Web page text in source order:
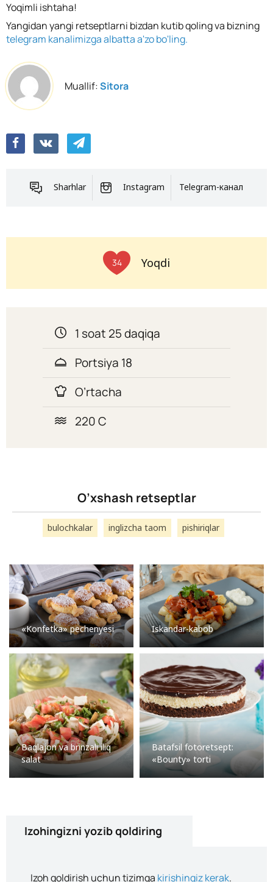
Yoqimli ishtaha!
Yangidan yangi retseptlarni bizdan kutib qoling va bizning
telegram kanalimizga albatta a'zo bo'ling.
Muallif:Sitora
Sharhlar Instagram Telegram-канал
34 Yoqdi
1 soat 25 daqiqa
Portsiya 18
O’rtacha
220 C
O’xshash retseptlar
bulochkalar inglizcha taom pishiriqlar
«Konfetka» pechenyesi Iskandar-kabob
Baqlajon va brinzali iliq
salat
Batafsil fotoretsept:
«Bounty» torti
Izohingizni yozib qoldiring
Izoh qoldirish uchun tizimga kirishingiz kerak.